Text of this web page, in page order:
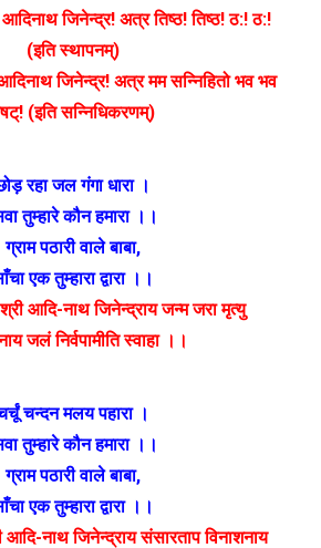
जिनेन्द्र! अत्र तिष्ठ! तिष्ठ! ठ:! ठ:!
(इति स्थापनम्)
जिनेन्द्र! अत्र मम सन्निहितो भव भव
(इति सन्निधिकरणम्)
रहा जल गंगा धारा ।
तुम्हारे कौन हमारा ।।
ग्राम पठारी वाले बाबा,
एक तुम्हारा द्वारा ।।
आदि-नाथ जिनेन्द्राय जन्म जरा मृत्यु
जलं निर्वपामीति स्वाहा ।।
चन्दन मलय पहारा ।
तुम्हारे कौन हमारा ।।
ग्राम पठारी वाले बाबा,
एक तुम्हारा द्वारा ।।
आदि-नाथ जिनेन्द्राय संसारताप विनाशनाय